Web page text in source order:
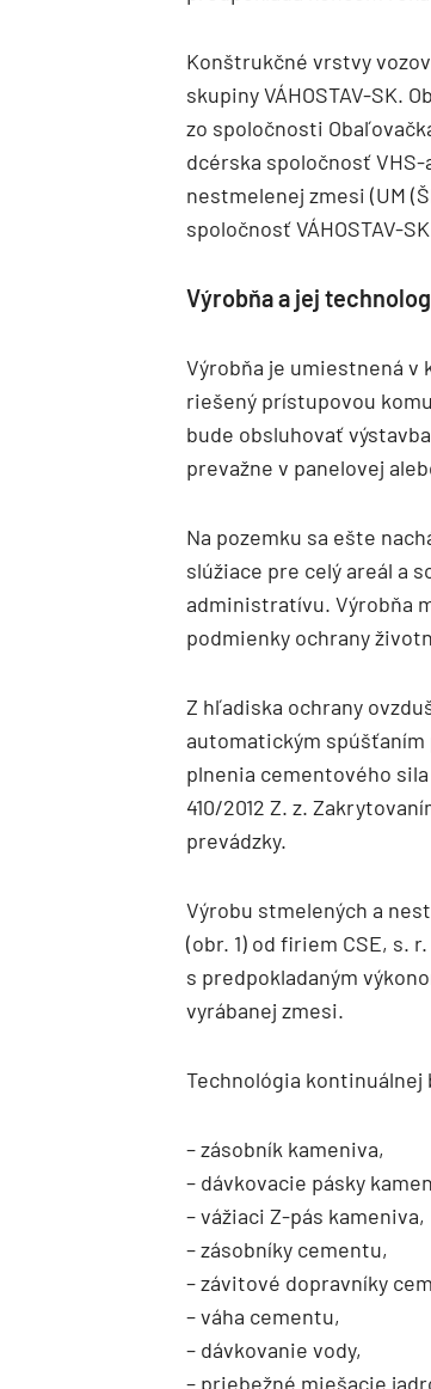
Konštrukčné vrstvy
skupiny VÁHOSTAV-SK.
zo spoločnosti
dcérska spoločnosť
nestmelenej zmesi (UM
spoločnosť VÁHOSTAV-
Výrobňa a jej
Výrobňa je umiestnená v
riešený prístupovou
bude obsluhovať
prevažne v panelovej
Na pozemku sa ešte
slúžiace pre celý areál a
administratívu. Výrobňa
podmienky ochrany
Z hľadiska ochrany
automatickým
plnenia cementového
410/2012 Z. z.
prevádzky.
Výrobu stmelených a
(obr. 1) od firiem CSE, s.
s predpokladaným
vyrábanej zmesi.
Technológia kontinuálnej
– zásobník kameniva,
– dávkovacie pásky
– vážiaci Z-pás kameniva,
– zásobníky cementu,
– závitové dopravníky
– váha cementu,
– dávkovanie vody,
– priebežné miešacie